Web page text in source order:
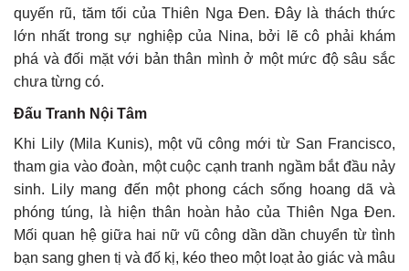
quyến rũ, tăm tối của Thiên Nga Đen. Đây là thách thức
lớn nhất trong sự nghiệp của Nina, bởi lẽ cô phải khám
phá và đối mặt với bản thân mình ở một mức độ sâu sắc
chưa từng có.
Đấu Tranh Nội Tâm
Khi Lily (Mila Kunis), một vũ công mới từ San Francisco,
tham gia vào đoàn, một cuộc cạnh tranh ngầm bắt đầu nảy
sinh. Lily mang đến một phong cách sống hoang dã và
phóng túng, là hiện thân hoàn hảo của Thiên Nga Đen.
Mối quan hệ giữa hai nữ vũ công dần dần chuyển từ tình
bạn sang ghen tị và đố kị, kéo theo một loạt ảo giác và mâu